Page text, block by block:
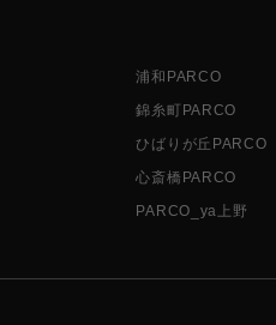
浦和PARCO
錦糸町PARCO
ひばりが丘PARCO
心斎橋PARCO
PARCO_ya上野